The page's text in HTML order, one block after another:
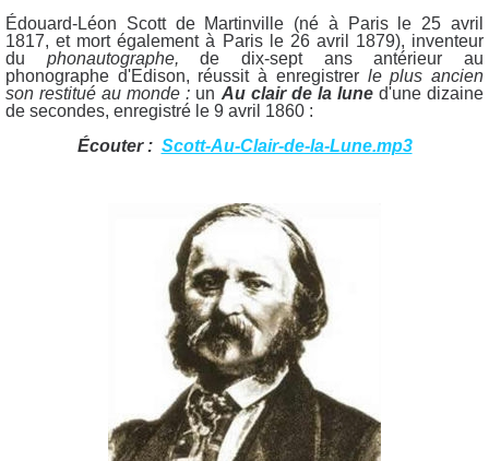
Édouard-Léon Scott de Martinville (né à Paris le 25 avril
1817, et mort également à Paris le 26 avril 1879), inventeur
du phonautographe, de dix-sept ans antérieur au
phonographe d'Edison, réussit à enregistrer le plus ancien
son restitué au monde : un Au clair de la lune d'une dizaine
de secondes, enregistré le 9 avril 1860 :
Écouter : Scott-Au-Clair-de-la-Lune.mp3